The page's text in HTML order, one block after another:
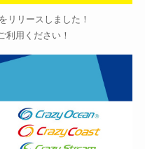
リリースしました！
利用ください！